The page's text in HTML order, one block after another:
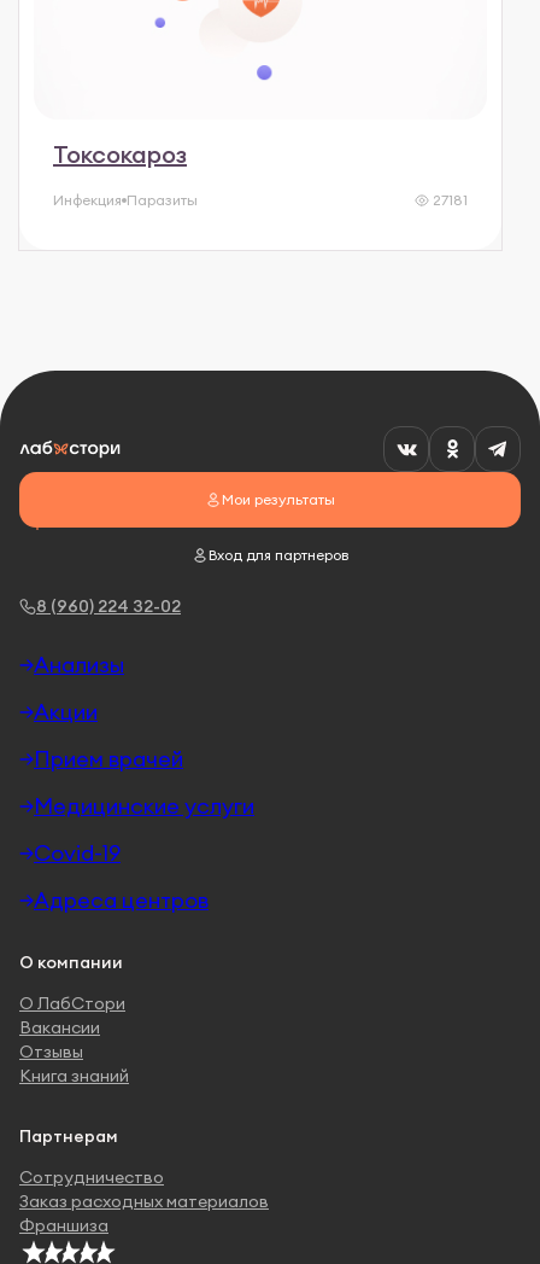
Токсокароз
Инфекция Паразиты 27181
8 (960) 224 32-02
Мои результаты
Вход для партнеров
Анализы
Акции
Прием врачей
Медицинские услуги
Covid-19
Адреса центров
О компании
О ЛабСтори
Вакансии
Отзывы
Книга знаний
Партнерам
Сотрудничество
Заказ расходных материалов
Франшиза